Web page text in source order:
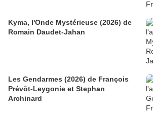
Kyma, l'Onde Mystérieuse (2026) de
Romain Daudet-Jahan
Les Gendarmes (2026) de François
Prévôt-Leygonie et Stephan
Archinard